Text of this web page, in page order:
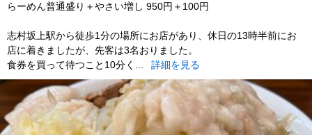
らーめん普通盛り＋やさい増し 950円＋100円
志村坂上駅から徒歩1分の場所にお店があり、休日の13時半前にお
店に着きましたが、先客は3名おりました。
食券を買って待つこと10分く...
詳細を見る